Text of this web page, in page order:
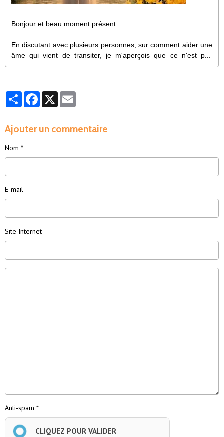
Bonjour et beau moment présent
En discutant avec plusieurs personnes, sur comment aider une
âme qui vient de transiter, je m'aperçois que ce n'est pas
évident pour tout le monde.
beaucoup se demandent comment aider leurs proches.
PartagerFacebook
X
Ajouter un commentaire
Nom
E-mail
Site Internet
Anti-spam
CLIQUEZ POUR VALIDER